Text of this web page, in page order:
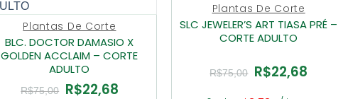
Plantas De Corte
BLC. DOCTOR DAMASIO X
GOLDEN ACCLAIM – CORTE
ADULTO
R$75,00
O
R$22,68O
Plantas De Corte
SLC JEWELER’S ART TIASA PRÉ –
CORTE ADULTO
R$75,00 O
preço
R$22,68O